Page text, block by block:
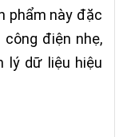
phẩm này đặc
điện nhẹ,
lý dữ liệu hiệu